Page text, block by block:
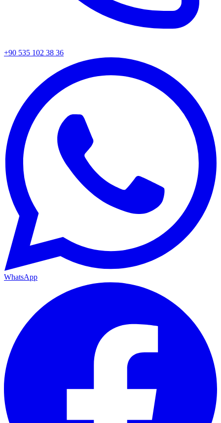
+90 535 102 38 36
WhatsApp